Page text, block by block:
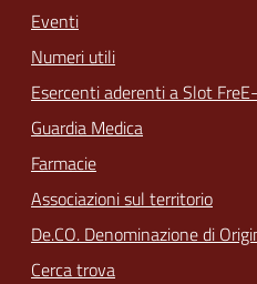
Eventi
Numeri utili
Esercenti aderenti a Slot
Guardia Medica
Farmacie
Associazioni sul territorio
De.CO. Denominazione di
Cerca trova